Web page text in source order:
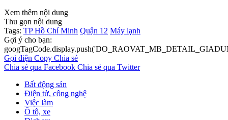
Xem thêm nội dung
Thu gọn nội dung
Tags: TP Hồ Chí Minh Quận 12 Máy lạnh
Gợi ý cho bạn:
Gọi điện Copy Chia sẻ
Chia sẻ qua Facebook Chia sẻ qua Twitter
Bất động sản
Điện tử, công nghệ
Việc làm
Ô tô, xe